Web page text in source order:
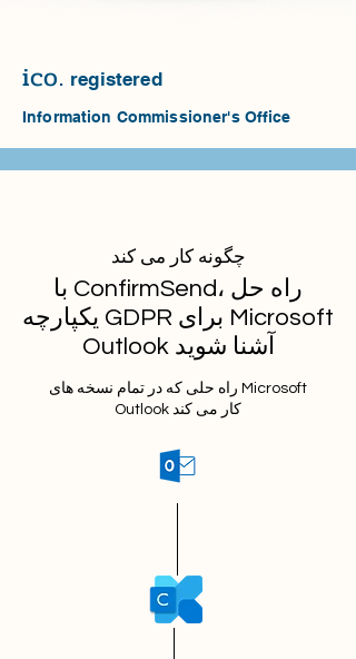
ico. registered
Information Commissioner's Office
چگونه کار می کند
با ConfirmSend، راه حل
یکپارچه GDPR برای Microsoft
Outlook آشنا شوید
راه حلی که در تمام نسخه های Microsoft
Outlook کار می کند